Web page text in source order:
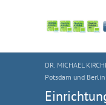
DR. MICHAEL
Potsdam und Berlin